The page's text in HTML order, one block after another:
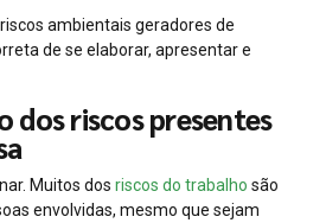
ambientais geradores de
de se elaborar, apresentar e
dos riscos presentes
Muitos dos riscos do trabalho são
envolvidas, mesmo que sejam